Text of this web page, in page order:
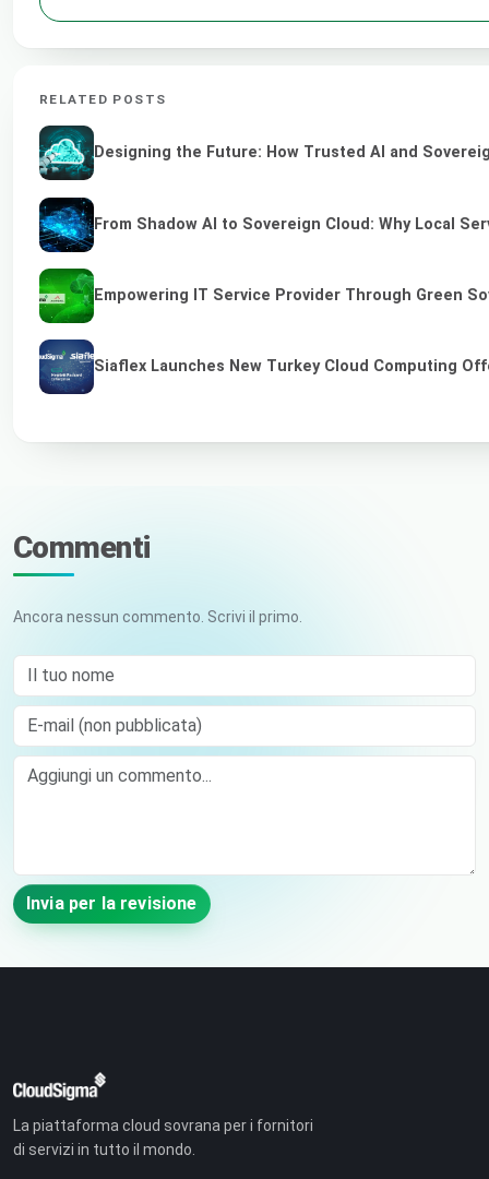
RELATED POSTS
Designing the Future: How Trusted AI and
From Shadow AI to Sovereign Cloud: Why Local
Empowering IT Service Provider Through Green
Siaflex Launches New Turkey Cloud Computing
Commenti
Ancora nessun commento. Scrivi il primo.
Il tuo nome
E-mail (non pubblicata)
Comment
Invia per la revisione
La piattaforma cloud sovrana per i fornitori
di servizi in tutto il mondo.